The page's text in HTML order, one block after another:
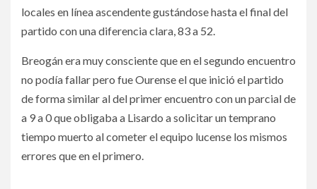
locales en línea ascendente gustándose hasta el final del
partido con una diferencia clara, 83 a 52.
Breogán era muy consciente que en el segundo encuentro
no podía fallar pero fue Ourense el que inició el partido
de forma similar al del primer encuentro con un parcial de
a 9 a 0 que obligaba a Lisardo a solicitar un temprano
tiempo muerto al cometer el equipo lucense los mismos
errores que en el primero.